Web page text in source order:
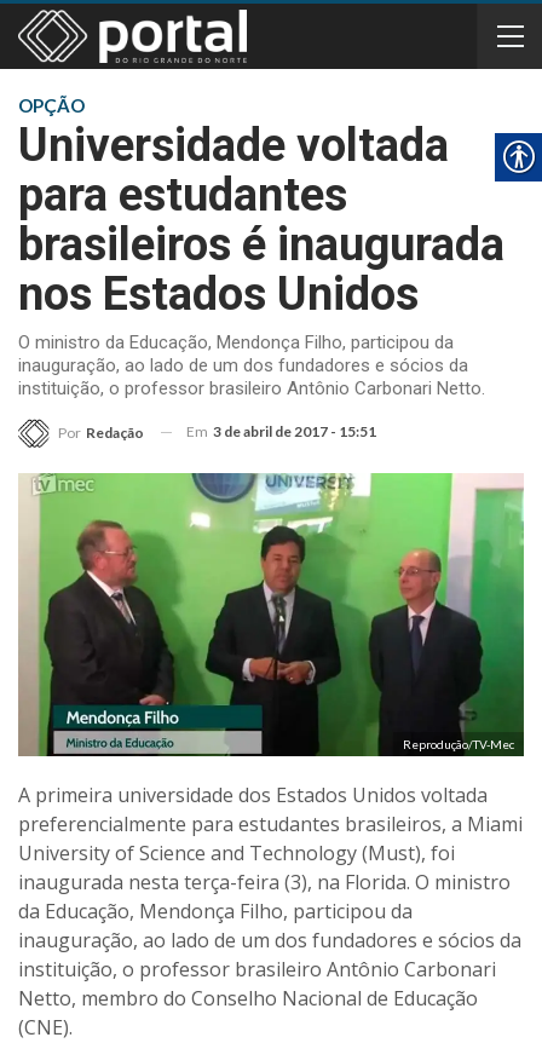
OPÇÃO
Universidade voltada
para estudantes
brasileiros é inaugurada
nos Estados Unidos
O ministro da Educação, Mendonça Filho, participou da
inauguração, ao lado de um dos fundadores e sócios da
instituição, o professor brasileiro Antônio Carbonari Netto.
Por Redação Em 3 de abril de 2017 - 15:51
Reprodução/TV-Mec
A primeira universidade dos Estados Unidos voltada
preferencialmente para estudantes brasileiros, a Miami
University of Science and Technology (Must), foi
inaugurada nesta terça-feira (3), na Florida. O ministro
da Educação, Mendonça Filho, participou da
inauguração, ao lado de um dos fundadores e sócios da
instituição, o professor brasileiro Antônio Carbonari
Netto, membro do Conselho Nacional de Educação
(CNE).